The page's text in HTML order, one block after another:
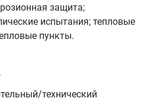
защита;
испытания; тепловые
пункты.
технический